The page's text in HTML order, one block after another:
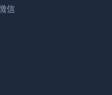
信